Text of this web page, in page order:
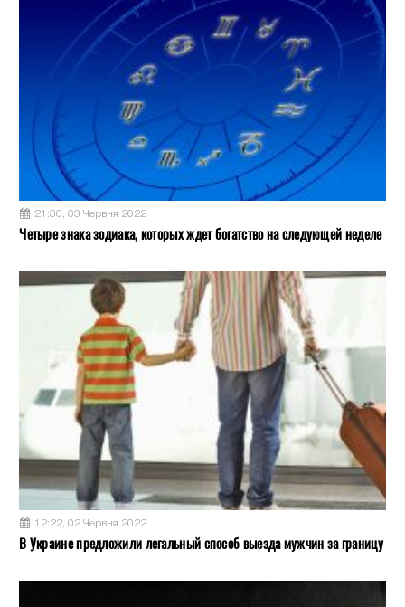
21:30, 03 Червня 2022
Четыре знака зодиака, которых ждет богатство на следующей неделе
12:22, 02 Червня 2022
В Украине предложили легальный способ выезда мужчин за границу